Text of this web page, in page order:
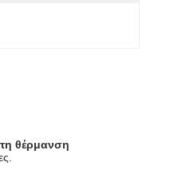
θέρμανση